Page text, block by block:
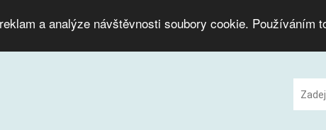
a analýze návštěvnosti soubory cookie. Používáním